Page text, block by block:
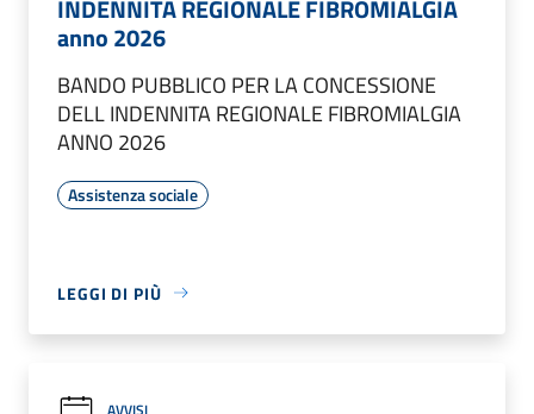
INDENNITA REGIONALE FIBROMIALGIA
anno 2026
BANDO PUBBLICO PER LA CONCESSIONE
DELL INDENNITA REGIONALE FIBROMIALGIA
ANNO 2026
Assistenza sociale
LEGGI DI PIÙ